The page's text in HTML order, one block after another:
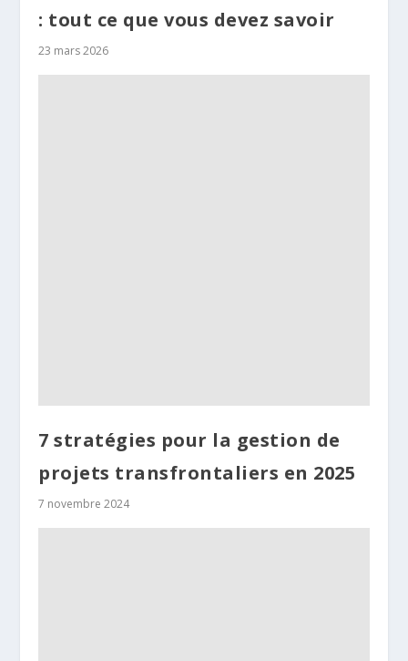
: tout ce que vous devez savoir
23 mars 2026
7 stratégies pour la gestion de
projets transfrontaliers en 2025
7 novembre 2024